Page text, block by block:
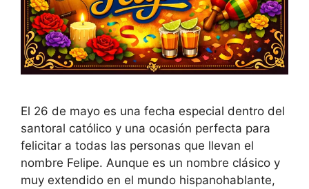
El 26 de mayo es una fecha especial dentro del
santoral católico y una ocasión perfecta para
felicitar a todas las personas que llevan el
nombre Felipe. Aunque es un nombre clásico y
muy extendido en el mundo hispanohablante,